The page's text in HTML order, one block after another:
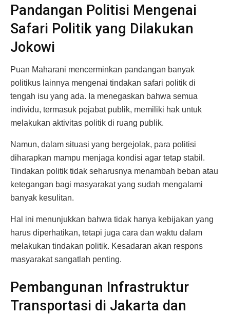
Pandangan Politisi Mengenai
Safari Politik yang Dilakukan
Jokowi
Puan Maharani mencerminkan pandangan banyak
politikus lainnya mengenai tindakan safari politik di
tengah isu yang ada. Ia menegaskan bahwa semua
individu, termasuk pejabat publik, memiliki hak untuk
melakukan aktivitas politik di ruang publik.
Namun, dalam situasi yang bergejolak, para politisi
diharapkan mampu menjaga kondisi agar tetap stabil.
Tindakan politik tidak seharusnya menambah beban atau
ketegangan bagi masyarakat yang sudah mengalami
banyak kesulitan.
Hal ini menunjukkan bahwa tidak hanya kebijakan yang
harus diperhatikan, tetapi juga cara dan waktu dalam
melakukan tindakan politik. Kesadaran akan respons
masyarakat sangatlah penting.
Pembangunan Infrastruktur
Transportasi di Jakarta dan